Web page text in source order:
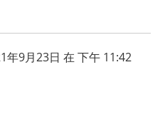
年9月23日 在 下午 11:42